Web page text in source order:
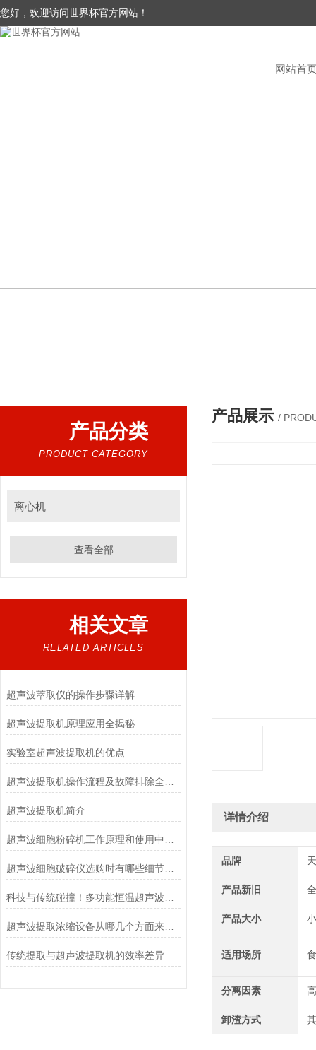
您好，欢迎访问世界杯官方网站！
网站首
产品分类
PRODUCT CATEGORY
离心机
查看全部
相关文章
RELATED ARTICLES
超声波萃取仪的操作步骤详解
超声波提取机原理应用全揭秘
实验室超声波提取机的优点
超声波提取机简介
超声波细胞破碎仪选购时有哪些细节需要注意
超声波提取浓缩设备从哪几个方面来进行选择
传统提取与超声波提取机的效率差异
产品展示 /
详情介绍
品牌
产品新旧
产品大小
适用场所
分离因素
卸渣方式